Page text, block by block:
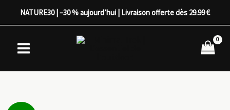
NATURE30 | –30 % aujourd’hui | Livraison offerte dès 29.99 €